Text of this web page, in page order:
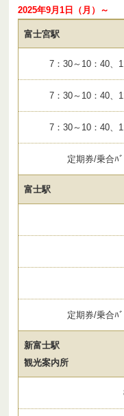
2025年9月1日（月）～
富士宮駅
7：30～10：40、
7：30～10：40、
7：30～10：40、
定期券/乗合ﾊ
富士駅
定期券/乗合ﾊ
新富士駅
観光案内所